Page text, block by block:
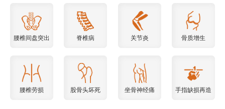
腰椎间盘突出 脊椎病 关节炎 骨质增生
腰椎劳损 股骨头坏死 坐骨神经痛 手指缺损再造